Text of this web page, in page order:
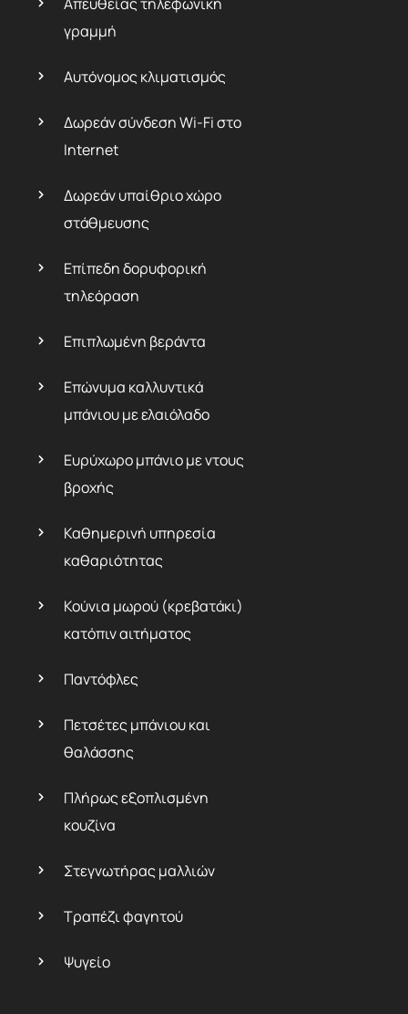
γραμμή
Αυτόνομος κλιματισμός
Δωρεάν σύνδεση Wi-Fi στο
Internet
Δωρεάν υπαίθριο χώρο
στάθμευσης
Επίπεδη δορυφορική
τηλεόραση
Επιπλωμένη βεράντα
Επώνυμα καλλυντικά
μπάνιου με ελαιόλαδο
Ευρύχωρο μπάνιο με ντους
βροχής
Καθημερινή υπηρεσία
καθαριότητας
Κούνια μωρού (κρεβατάκι)
κατόπιν αιτήματος
Παντόφλες
Πετσέτες μπάνιου και
θαλάσσης
Πλήρως εξοπλισμένη
κουζίνα
Στεγνωτήρας μαλλιών
Τραπέζι φαγητού
Ψυγείο